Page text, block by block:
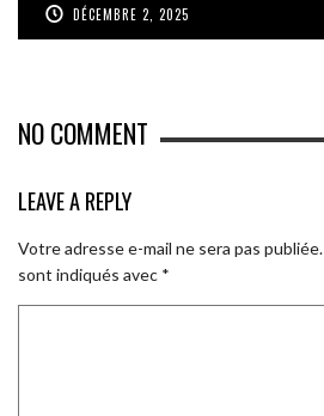
DÉCEMBRE 2, 2025
NO COMMENT
LEAVE A REPLY
Votre adresse e-mail ne sera pas publiée.
sont indiqués avec *